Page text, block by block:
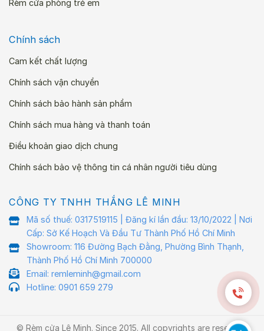
Rèm cửa phòng trẻ em
Chính sách
Cam kết chất lượng
Chính sách vận chuyển
Chính sách bảo hành sản phẩm
Chính sách mua hàng và thanh toán
Điều khoản giao dịch chung
Chính sách bảo vệ thông tin cá nhân người tiêu dùng
CÔNG TY TNHH THẮNG LÊ MINH
Mã số thuế: 0317519115 | Đăng kí lần đầu: 13/10/2022 | Nơi
Cấp: Sở Kế Hoạch Và Đầu Tư Thành Phố Hồ Chí Minh
Showroom: 116 Đường Bạch Đằng, Phường Bình Thạnh,
Thành Phố Hồ Chí Minh 700000
Email: remleminh@gmail.com
Hotline: 0901 659 279
© Rèm cửa Lê Minh. Since 2015. All copyrights are reserved.